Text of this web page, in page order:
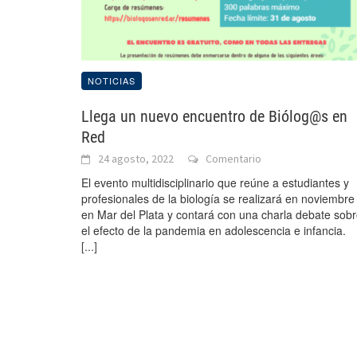
NOTICIAS
Llega un nuevo encuentro de Biólog@s en
Red
24 agosto, 2022 Comentario
El evento multidisciplinario que reúne a estudiantes y
profesionales de la biología se realizará en noviembre
en Mar del Plata y contará con una charla debate
el efecto de la pandemia en adolescencia e infancia.
[...]